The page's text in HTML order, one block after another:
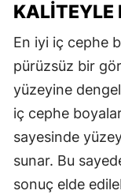
KALITEYLE
En iyi iç cephe
pürüzsüz bir
yüzeyine
iç cephe
sayesinde
sunar. Bu
sonuç elde